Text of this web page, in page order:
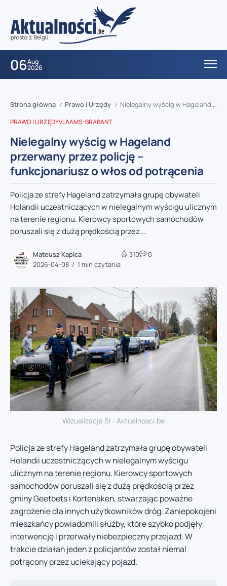
06Aug
2026
Strona główna / Prawo i Urzędy / Nielegalny wyścig w Hageland przerwany przez policję – funkcjonariusz o włos od potrącenia
PRAWO I URZĘDYVLAAMS-BRABANT
Nielegalny wyścig w Hageland
przerwany przez policję –
funkcjonariusz o włos od potrącenia
Policja ze strefy Hageland zatrzymała grupę obywateli
Holandii uczestniczących w nielegalnym wyścigu ulicznym
na terenie regionu. Kierowcy sportowych samochodów
poruszali się z dużą prędkością przez...
Mateusz Kapica
2026-04-08
1 min czytania
310 0
Wizualizacja SI - Aktualnosci.be
Policja ze strefy Hageland zatrzymała grupę obywateli
Holandii uczestniczących w nielegalnym wyścigu
ulicznym na terenie regionu. Kierowcy sportowych
samochodów poruszali się z dużą prędkością przez
gminy Geetbets i Kortenaken, stwarzając poważne
zagrożenie dla innych użytkowników dróg. Zaniepokojeni
mieszkańcy powiadomili służby, które szybko podjęły
interwencję i przerwały niebezpieczny przejazd. W
trakcie działań jeden z policjantów został niemal
potrącony przez uciekający pojazd.